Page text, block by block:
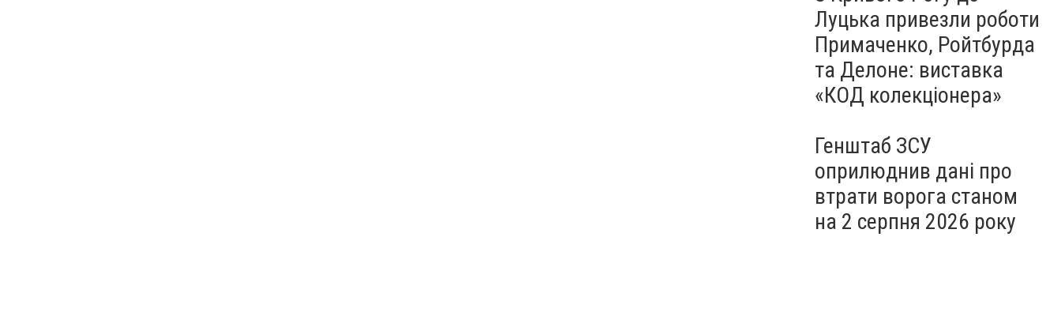
Луцька привезли роботи
Примаченко, Ройтбурда
та Делоне: виставка
«КОД колекціонера»
Генштаб ЗСУ
оприлюднив дані про
втрати ворога станом
на 2 серпня 2026 року